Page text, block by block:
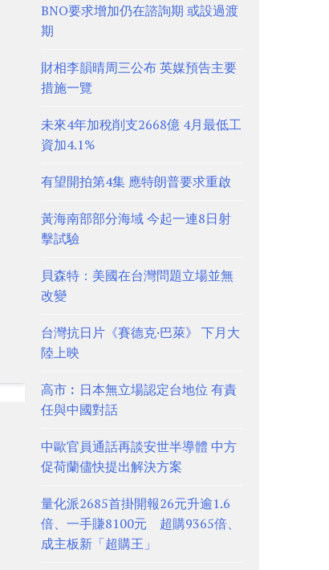
BNO要求增加仍在諮詢期 或設過渡
期
財相李韻晴周三公布 英媒預告主要
措施一覽
未來4年加稅削支2668億 4月最低工
資加4.1%
有望開拍第4集 應特朗普要求重啟
黃海南部部分海域 今起一連8日射
擊試驗
貝森特：美國在台灣問題立場並無
改變
台灣抗日片《賽德克·巴萊》 下月大
陸上映
高市︰日本無立場認定台地位 有責
任與中國對話
中歐官員通話再談安世半導體 中方
促荷蘭儘快提出解決方案
量化派2685首掛開報26元升逾1.6
倍、一手賺8100元 超購9365倍、
成主板新「超購王」